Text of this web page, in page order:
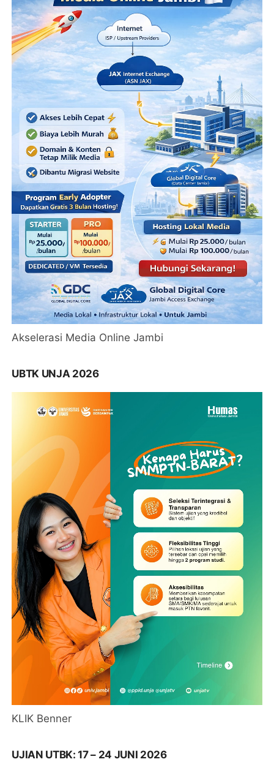
Akselerasi Media Online Jambi
UBTK UNJA 2026
KLIK Benner
UJIAN UTBK: 17 – 24 JUNI 2026